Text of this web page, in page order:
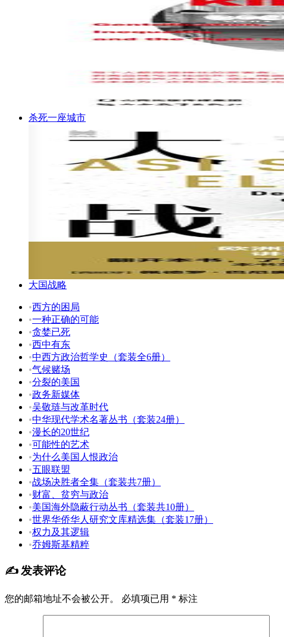
杀死一座城市
大国战略
•西方的困局
•一种正确的可能
•贪婪已死
•西中有东
•中西方政治哲学史（套装全6册）
•气候赌场
•分裂的美国
•政务新媒体
•吴敬琏与改革时代
•中华现代学术名著丛书（套装24册）
•漫长的20世纪
•可能性的艺术
•为什么美国人恨政治
•五眼联盟
•战场决胜者全集（套装共7册）
•财富、贫穷与政治
•美国海外隐蔽行动丛书（套装共10册）
•世界华侨华人研究文库精选集（套装17册）
•权力及其逻辑
•乔姆斯基精粹
✍️ 发表评论
您的邮箱地址不会被公开。 必填项已用 * 标注